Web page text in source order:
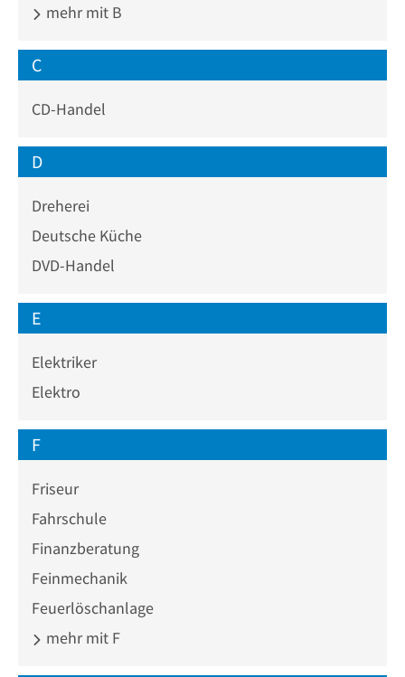
mehr mit B
C
CD-Handel
D
Dreherei
Deutsche Küche
DVD-Handel
E
Elektriker
Elektro
F
Friseur
Fahrschule
Finanzberatung
Feinmechanik
Feuerlöschanlage
mehr mit F